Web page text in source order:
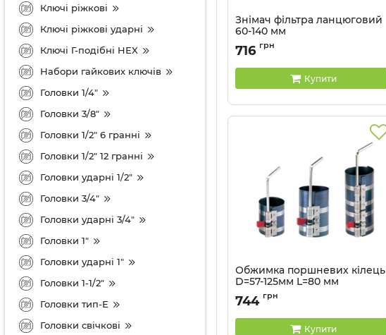
Ключі ріжкові
Ключі ріжкові ударні
Ключі Г-подібні HEX
Набори гайкових ключів
Головки 1/4"
Головки 3/8"
Головки 1/2" 6 гранні
Головки 1/2" 12 гранні
Головки ударні 1/2"
Головки 3/4"
Головки ударні 3/4"
Головки 1"
Головки ударні 1"
Головки 1-1/2"
Головки тип-Е
Головки свічкові
Знімач фільтра ланцюговий
60-140 мм
Артикул: 3204
716 грн
Купити
Обжимка поршневих кілець
D=57-125мм L=80 мм
Артикул: 9AC125-32
744 грн
Купити